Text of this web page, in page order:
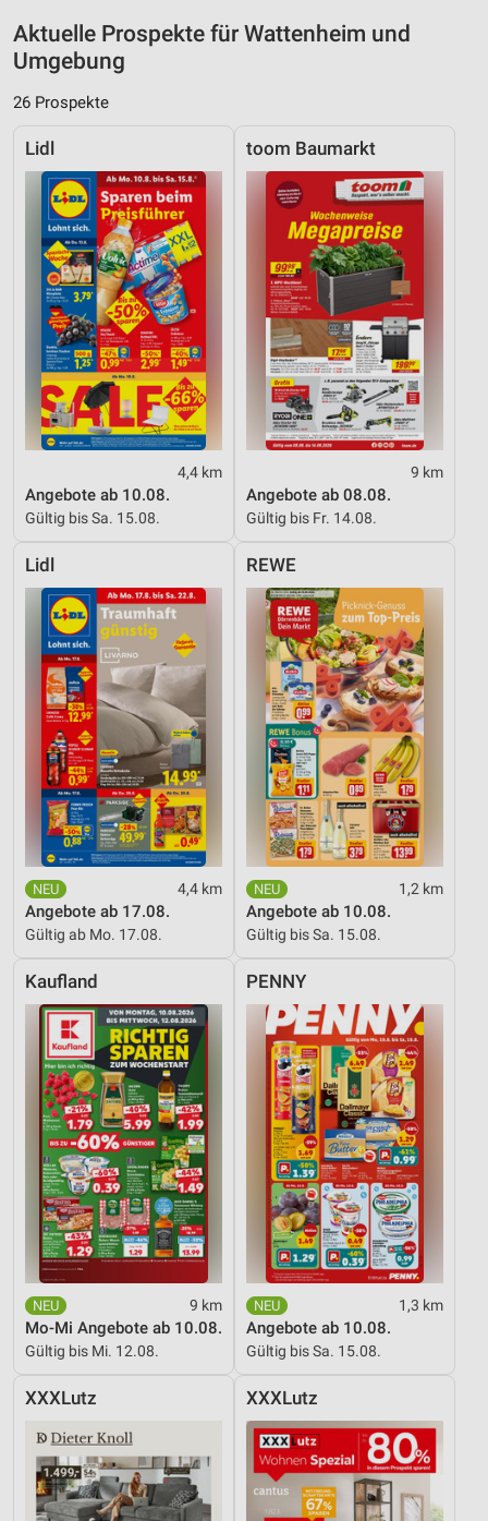
Aktuelle Prospekte für Wattenheim und
Umgebung
26 Prospekte
Lidl
4,4 km
Angebote ab 10.08.
Gültig bis Sa. 15.08.
toom Baumarkt
9 km
Angebote ab 08.08.
Gültig bis Fr. 14.08.
Lidl
4,4 km
Angebote ab 17.08.
Gültig ab Mo. 17.08.
REWE
1,2 km
Angebote ab 10.08.
Gültig bis Sa. 15.08.
Kaufland
9 km
Mo-Mi Angebote ab 10.08.
Gültig bis Mi. 12.08.
PENNY
1,3 km
Angebote ab 10.08.
Gültig bis Sa. 15.08.
XXXLutz XXXLutz